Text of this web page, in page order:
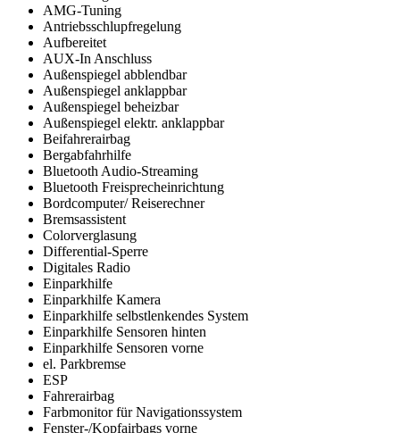
AMG-Tuning
Antriebsschlupfregelung
Aufbereitet
AUX-In Anschluss
Außenspiegel abblendbar
Außenspiegel anklappbar
Außenspiegel beheizbar
Außenspiegel elektr. anklappbar
Beifahrerairbag
Bergabfahrhilfe
Bluetooth Audio-Streaming
Bluetooth Freisprecheinrichtung
Bordcomputer/ Reiserechner
Bremsassistent
Colorverglasung
Differential-Sperre
Digitales Radio
Einparkhilfe
Einparkhilfe Kamera
Einparkhilfe selbstlenkendes System
Einparkhilfe Sensoren hinten
Einparkhilfe Sensoren vorne
el. Parkbremse
ESP
Fahrerairbag
Farbmonitor für Navigationssystem
Fenster-/Kopfairbags vorne